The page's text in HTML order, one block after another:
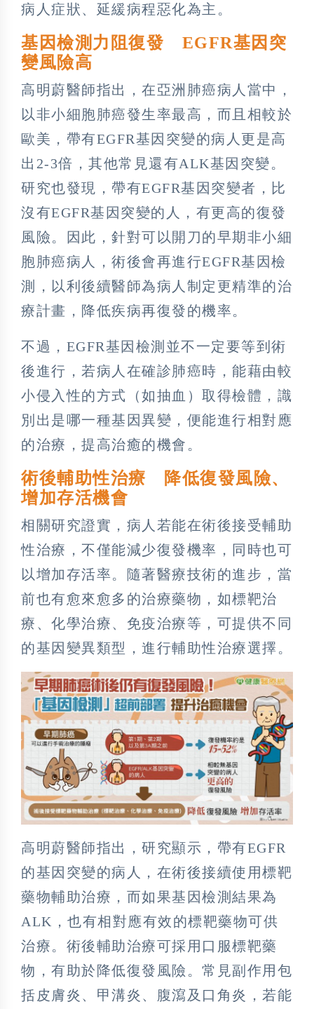
病人症狀、延緩病程惡化為主。
基因檢測力阻復發 EGFR基因突
變風險高
高明蔚醫師指出，在亞洲肺癌病人當中，
以非小細胞肺癌發生率最高，而且相較於
歐美，帶有EGFR基因突變的病人更是高
出2-3倍，其他常見還有ALK基因突變。
研究也發現，帶有EGFR基因突變者，比
沒有EGFR基因突變的人，有更高的復發
風險。因此，針對可以開刀的早期非小細
胞肺癌病人，術後會再進行EGFR基因檢
測，以利後續醫師為病人制定更精準的治
療計畫，降低疾病再復發的機率。
不過，EGFR基因檢測並不一定要等到術
後進行，若病人在確診肺癌時，能藉由較
小侵入性的方式（如抽血）取得檢體，識
別出是哪一種基因異變，便能進行相對應
的治療，提高治癒的機會。
術後輔助性治療 降低復發風險、
增加存活機會
相關研究證實，病人若能在術後接受輔助
性治療，不僅能減少復發機率，同時也可
以增加存活率。隨著醫療技術的進步，當
前也有愈來愈多的治療藥物，如標靶治
療、化學治療、免疫治療等，可提供不同
的基因變異類型，進行輔助性治療選擇。
高明蔚醫師指出，研究顯示，帶有EGFR
的基因突變的病人，在術後接續使用標靶
藥物輔助治療，而如果基因檢測結果為
ALK，也有相對應有效的標靶藥物可供
治療。術後輔助治療可採用口服標靶藥
物，有助於降低復發風險。常見副作用包
括皮膚炎、甲溝炎、腹瀉及口角炎，若能